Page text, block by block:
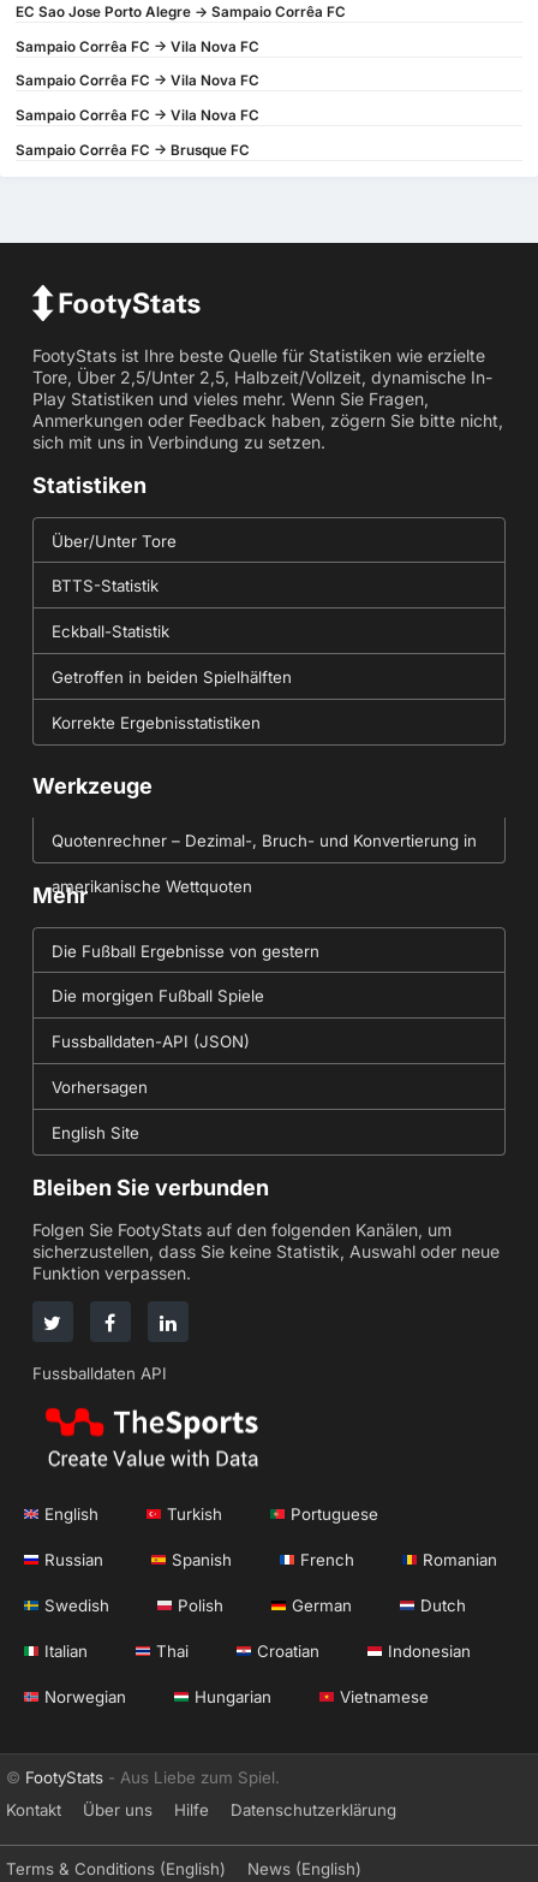
EC Sao Jose Porto Alegre -> Sampaio Corrêa FC
Sampaio Corrêa FC -> Vila Nova FC
Sampaio Corrêa FC -> Vila Nova FC
Sampaio Corrêa FC -> Vila Nova FC
Sampaio Corrêa FC -> Brusque FC
FootyStats ist Ihre beste Quelle für Statistiken wie erzielte
Tore, Über 2,5/Unter 2,5, Halbzeit/Vollzeit, dynamische In-
Play Statistiken und vieles mehr. Wenn Sie Fragen,
Anmerkungen oder Feedback haben, zögern Sie bitte nicht,
sich mit uns in Verbindung zu setzen.
Statistiken
Über/Unter Tore
BTTS-Statistik
Eckball-Statistik
Getroffen in beiden Spielhälften
Korrekte Ergebnisstatistiken
Werkzeuge
Quotenrechner – Dezimal-, Bruch- und Konvertierung in
amerikanische Wettquoten
Mehr
Die Fußball Ergebnisse von gestern
Die morgigen Fußball Spiele
Fussballdaten-API (JSON)
Vorhersagen
English Site
Bleiben Sie verbunden
Folgen Sie FootyStats auf den folgenden Kanälen, um
sicherzustellen, dass Sie keine Statistik, Auswahl oder neue
Funktion verpassen.
Fussballdaten API
English Turkish Portuguese
Russian Spanish French Romanian
Swedish Polish German Dutch
Italian Thai Croatian Indonesian
Norwegian Hungarian Vietnamese
© FootyStats - Aus Liebe zum Spiel.
Kontakt
Über uns Hilfe Datenschutzerklärung
Terms & Conditions (English) News (English)